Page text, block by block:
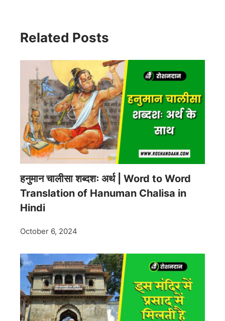
Related Posts
हनुमान चालीसा शब्दशः अर्थ | Word to Word
Translation of Hanuman Chalisa in
Hindi
October 6, 2024